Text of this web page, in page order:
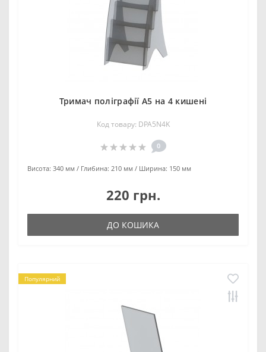
Тримач поліграфії А5 на 4 кишені
Код товару: DPA5N4K
0
Висота: 340 мм Глибина: 210 мм Ширина: 150 мм
220 грн.
ДО КОШИКА
Популярний